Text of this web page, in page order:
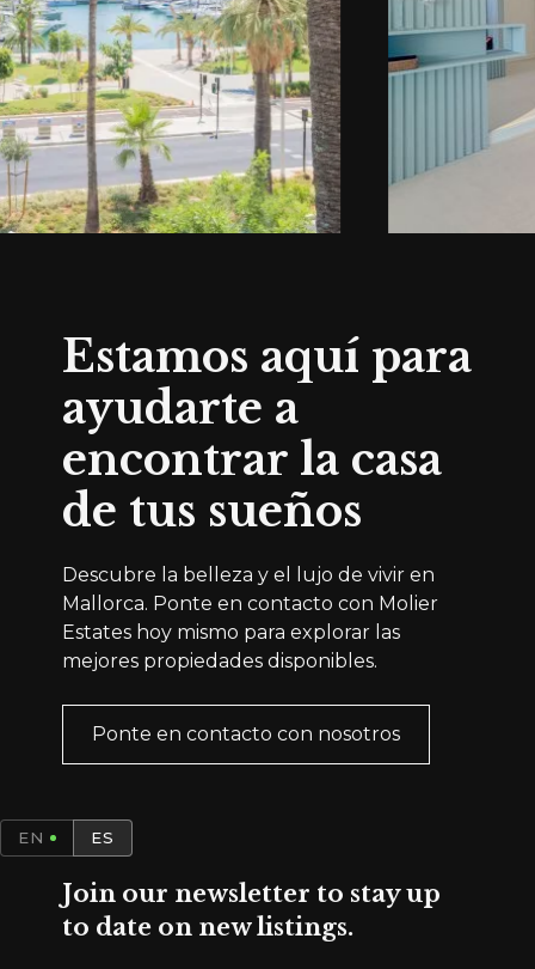
Estamos aquí para
ayudarte a
encontrar la casa
de tus sueños
Descubre la belleza y el lujo de vivir en
Mallorca. Ponte en contacto con Molier
Estates hoy mismo para explorar las
mejores propiedades disponibles.
Ponte en contacto con nosotros
EN ES
Join our newsletter to stay up
to date on new listings.